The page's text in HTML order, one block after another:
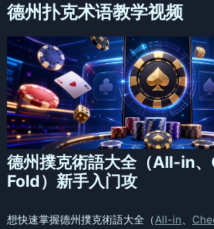
德州扑克术语教学视频
德州撲克術語大全（All-in、
Fold）新手入门攻
想快速掌握德州撲克術語大全（All-in